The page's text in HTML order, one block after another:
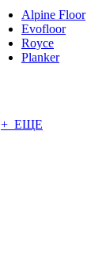
Alpine Floor
Evofloor
Royce
Planker
+ ЕЩЕ